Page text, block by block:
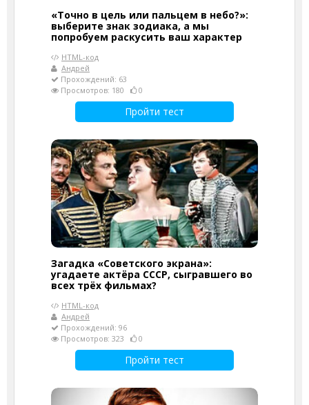
«Точно в цель или пальцем в небо?»:
выберите знак зодиака, а мы
попробуем раскусить ваш характер
HTML-код
Андрей
Прохождений: 63
Просмотров: 180
0
Пройти тест
Загадка «Советского экрана»:
угадаете актёра СССР, сыгравшего во
всех трёх фильмах?
HTML-код
Андрей
Прохождений: 96
Просмотров: 323
0
Пройти тест